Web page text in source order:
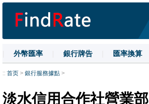
外幣匯率 銀行牌告 匯率換算
| 名詞解釋 | 換匯技巧
:: 首页 > 銀行服務據點 >
淡水信用合作社營業部